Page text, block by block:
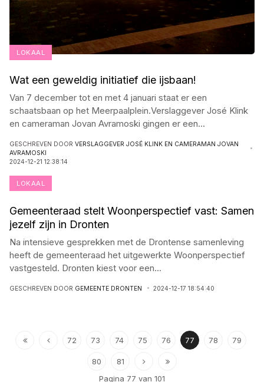
LOKAAL
Wat een geweldig initiatief die ijsbaan!
Van 7 december tot en met 4 januari staat er een
schaatsbaan op het Meerpaalplein.Verslaggever José Klink
en cameraman Jovan Avramoski gingen er een...
GESCHREVEN DOOR VERSLAGGEVER JOSÉ KLINK EN CAMERAMAN JOVAN
AVRAMOSKI
2024-12-21 12:38:14
LOKAAL
Gemeenteraad stelt Woonperspectief vast: Samen
jezelf zijn in Dronten
Na intensieve gesprekken met de Drontense samenleving
heeft de gemeenteraad het uitgewerkte Woonperspectief
vastgesteld. Dronten kiest voor een...
GESCHREVEN DOOR GEMEENTE DRONTEN 2024-12-17 18:54:40
72 73 74 75 76 77 78 79
80
81
Pagina 77 van 101